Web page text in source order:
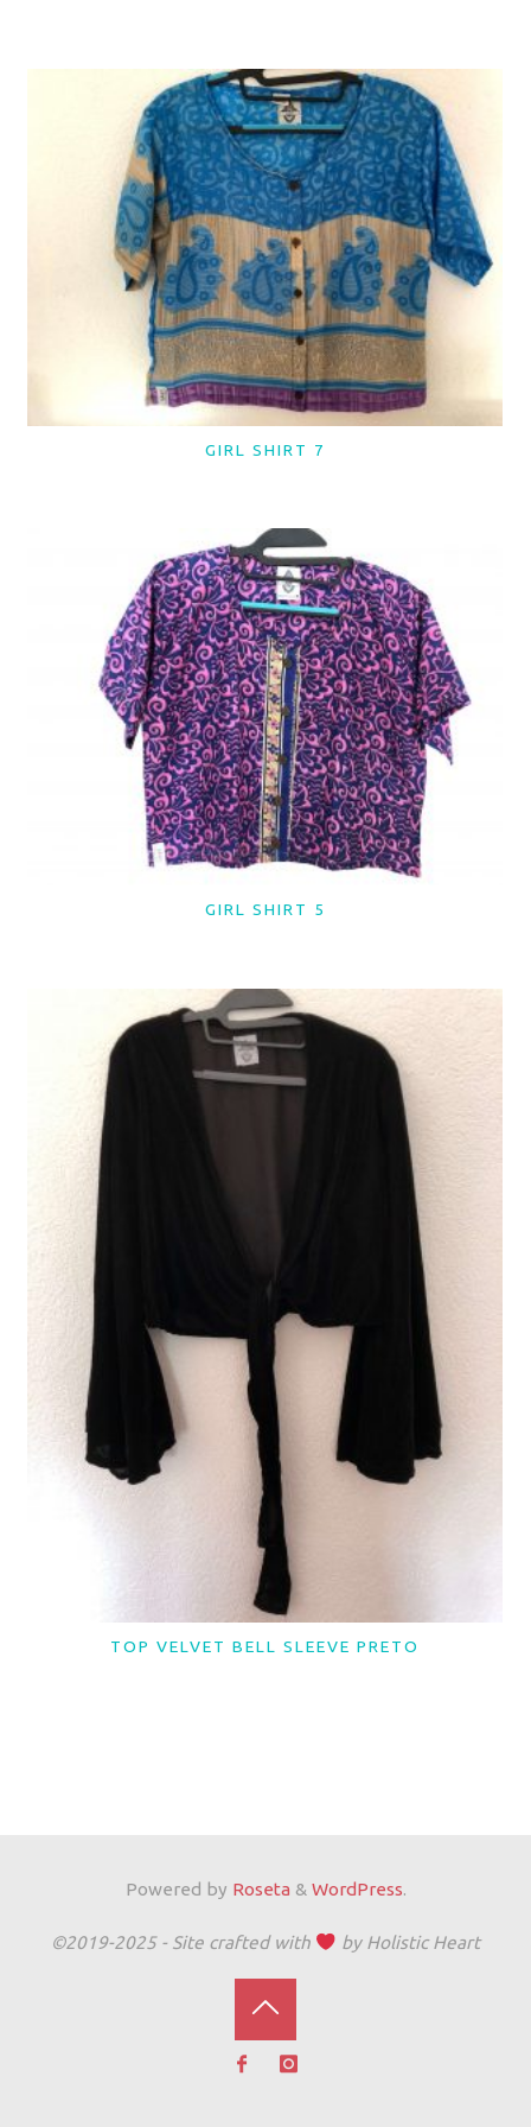
LER MAIS
GIRL SHIRT 7
LER MAIS
GIRL SHIRT 5
LER MAIS
TOP VELVET BELL SLEEVE PRETO
Powered by Roseta & WordPress.
©2019-2025 - Site crafted with by Holistic Heart
Back